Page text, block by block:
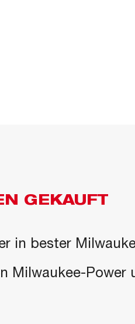
GEKAUFT
in bester
Milwaukee-Power